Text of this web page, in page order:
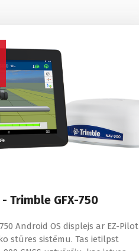
- Trimble GFX-750
Android OS displejs ar EZ-Pilot
stūres sistēmu. Tas ietilpst